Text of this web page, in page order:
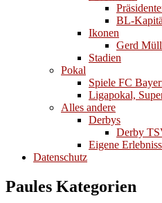
BL-
Ikonen
Gerd
Stadien
Pokal
Spiele FC
Ligapokal,
Alles andere
Derbys
Derby
Eigene
Datenschutz
Paules Kategorien